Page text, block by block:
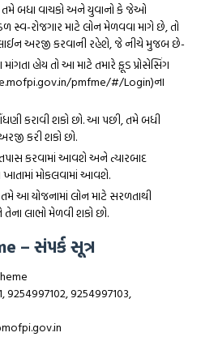
તમે બધા વાચકો અને યુવાનો કે જેઓ
સ્વ-રોજગાર માટે લોન મેળવવા માગે છે, તો
અરજી કરવાની રહેશે, જે નીચે મુજબ છે-
હોય તો આ માટે તમારે ફૂડ પ્રોસેસિંગ
pmfme/#/Login)ના
કરાવી શકો છો. આ પછી, તમે બધી
કરી શકો છો.
તપાસ કરવામાં આવશે અને ત્યારબાદ
ખાતામાં મોકલવામાં આવશે.
આ યોજનામાં લોન માટે સરળતાથી
લાભો મેળવી શકો છો.
– સંપર્ક સૂત્ર
9254997102, 9254997103,